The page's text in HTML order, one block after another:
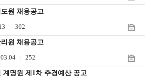
원 채용공고
302
원 채용공고
252
계명원 제1차 추경예산 공고